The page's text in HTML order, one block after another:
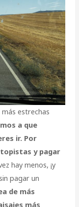
estrechas
a que
ir. Por
y pagar
hay menos, ¡y
pagar un
de más
más